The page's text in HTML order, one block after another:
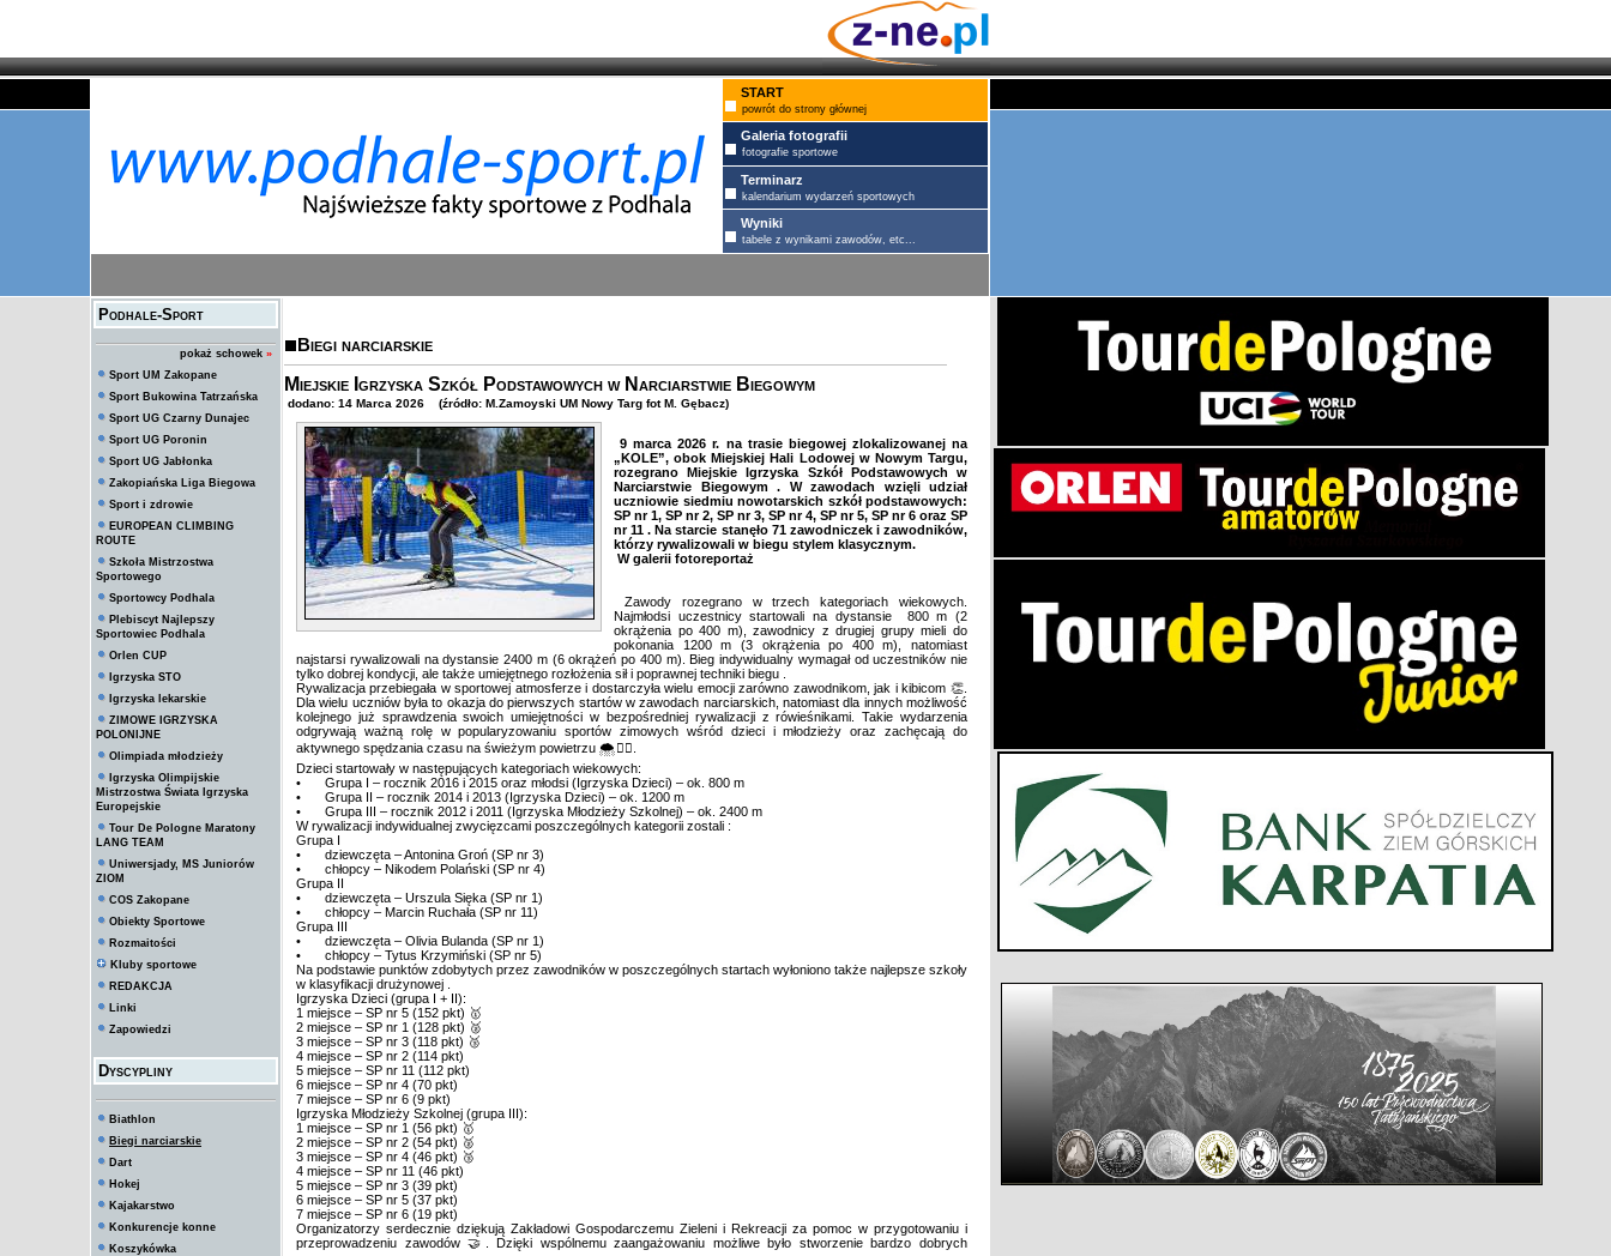
START
powrót do strony głównej
Galeria fotografii
fotografie sportowe
Terminarz
kalendarium wydarzeń sportowych
Wyniki
tabele z wynikami zawodów, etc...
Podhale-Sport
pokaż schowek »
Sport UM Zakopane
Sport Bukowina Tatrzańska
Sport UG Czarny Dunajec
Sport UG Poronin
Sport UG Jabłonka
Zakopiańska Liga Biegowa
Sport i zdrowie
EUROPEAN CLIMBING
ROUTE
Szkoła Mistrzostwa
Sportowego
Sportowcy Podhala
Plebiscyt Najlepszy
Sportowiec Podhala
Orlen CUP
Igrzyska STO
Igrzyska lekarskie
ZIMOWE IGRZYSKA
POLONIJNE
Olimpiada młodzieży
Igrzyska Olimpijskie
Mistrzostwa Świata Igrzyska
Europejskie
Tour De Pologne Maratony
LANG TEAM
Uniwersjady, MS Juniorów
ZIOM
COS Zakopane
Obiekty Sportowe
Rozmaitości
Kluby sportowe
REDAKCJA
Linki
Zapowiedzi
Dyscypliny
Biathlon
Biegi narciarskie
Dart
Hokej
Kajakarstwo
Konkurencje konne
Koszykówka
Biegi narciarskie
Miejskie Igrzyska Szkół Podstawowych w Narciarstwie Biegowym
dodano: 14 Marca 2026 (źródło: M.Zamoyski UM Nowy Targ fot M. Gębacz)
9 marca 2026 r. na trasie biegowej zlokalizowanej na
„KOLE”, obok Miejskiej Hali Lodowej w Nowym Targu,
rozegrano Miejskie Igrzyska Szkół Podstawowych w
Narciarstwie Biegowym . W zawodach wzięli udział
uczniowie siedmiu nowotarskich szkół podstawowych:
SP nr 1, SP nr 2, SP nr 3, SP nr 4, SP nr 5, SP nr 6 oraz SP
nr 11 . Na starcie stanęło 71 zawodniczek i zawodników,
którzy rywalizowali w biegu stylem klasycznym.
W galerii fotoreportaż
Zawody rozegrano w trzech kategoriach wiekowych.
Najmłodsi uczestnicy startowali na dystansie 800 m (2
okrążenia po 400 m), zawodnicy z drugiej grupy mieli do
pokonania 1200 m (3 okrążenia po 400 m), natomiast
najstarsi rywalizowali na dystansie 2400 m (6 okrążeń po 400 m). Bieg indywidualny wymagał od uczestników nie
tylko dobrej kondycji, ale także umiejętnego rozłożenia sił i poprawnej techniki biegu .
Rywalizacja przebiegała w sportowej atmosferze i dostarczyła wielu emocji zarówno zawodnikom, jak i kibicom 👏.
Dla wielu uczniów była to okazja do pierwszych startów w zawodach narciarskich, natomiast dla innych możliwość
kolejnego już sprawdzenia swoich umiejętności w bezpośredniej rywalizacji z rówieśnikami. Takie wydarzenia
odgrywają ważną rolę w popularyzowaniu sportów zimowych wśród dzieci i młodzieży oraz zachęcają do
aktywnego spędzania czasu na świeżym powietrzu 🌨️🏃‍♂️.
Dzieci startowały w następujących kategoriach wiekowych:
•
Grupa I – rocznik 2016 i 2015 oraz młodsi (Igrzyska Dzieci) – ok. 800 m
•
Grupa II – rocznik 2014 i 2013 (Igrzyska Dzieci) – ok. 1200 m
•
Grupa III – rocznik 2012 i 2011 (Igrzyska Młodzieży Szkolnej) – ok. 2400 m
W rywalizacji indywidualnej zwycięzcami poszczególnych kategorii zostali :
Grupa I
•
dziewczęta – Antonina Groń (SP nr 3)
•
chłopcy – Nikodem Polański (SP nr 4)
Grupa II
•
dziewczęta – Urszula Sięka (SP nr 1)
•
chłopcy – Marcin Ruchała (SP nr 11)
Grupa III
•
dziewczęta – Olivia Bulanda (SP nr 1)
•
chłopcy – Tytus Krzymiński (SP nr 5)
Na podstawie punktów zdobytych przez zawodników w poszczególnych startach wyłoniono także najlepsze szkoły
w klasyfikacji drużynowej .
Igrzyska Dzieci (grupa I + II):
1 miejsce – SP nr 5 (152 pkt) 🥇
2 miejsce – SP nr 1 (128 pkt) 🥈
3 miejsce – SP nr 3 (118 pkt) 🥉
4 miejsce – SP nr 2 (114 pkt)
5 miejsce – SP nr 11 (112 pkt)
6 miejsce – SP nr 4 (70 pkt)
7 miejsce – SP nr 6 (9 pkt)
Igrzyska Młodzieży Szkolnej (grupa III):
1 miejsce – SP nr 1 (56 pkt) 🥇
2 miejsce – SP nr 2 (54 pkt) 🥈
3 miejsce – SP nr 4 (46 pkt) 🥉
4 miejsce – SP nr 11 (46 pkt)
5 miejsce – SP nr 3 (39 pkt)
6 miejsce – SP nr 5 (37 pkt)
7 miejsce – SP nr 6 (19 pkt)
Organizatorzy serdecznie dziękują Zakładowi Gospodarczemu Zieleni i Rekreacji za pomoc w przygotowaniu i
przeprowadzeniu zawodów 🤝. Dzięki wspólnemu zaangażowaniu możliwe było stworzenie bardzo dobrych